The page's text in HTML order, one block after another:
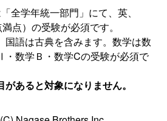
全学年統一部門」にて、英、
点）の受験が必須です。
語は古典を含みます。数学は数
数学Ｂ・数学Cの受験が必須で
あると対象になりません。